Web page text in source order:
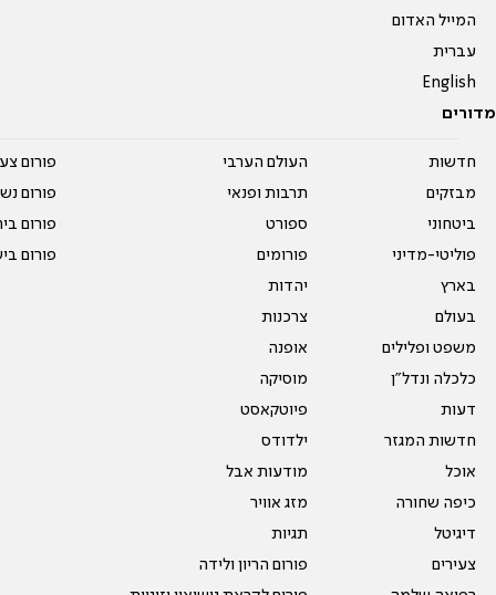
המייל האדום
עברית
English
מדורים
חדשות
מבזקים
ביטחוני
פוליטי-מדיני
בארץ
בעולם
משפט ופלילים
כלכלה ונדל"ן
דעות
חדשות המגזר
אוכל
כיפה שחורה
דיגיטל
צעירים
העולם הערבי
תרבות ופנאי
ספורט
פורומים
יהדות
צרכנות
אופנה
מוסיקה
פיוטקאסט
ילדודס
מודעות אבל
מזג אוויר
תגיות
פורום הריון ולידה
פורום
פורום
פורום
פורום